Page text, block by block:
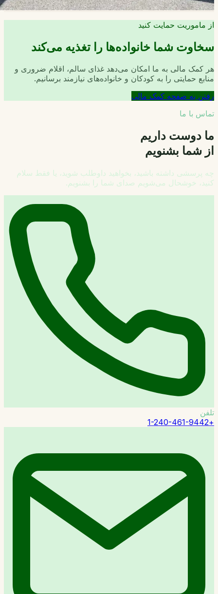
از ماموریت حمایت کنید
سخاوت شما خانواده‌ها را تغذیه می‌کند
هر کمک مالی به ما امکان می‌دهد غذای سالم، اقلام ضروری و
منابع حمایتی را به کودکان و خانواده‌های نیازمند برسانیم.
رفتن به صفحه کمک مالی
تماس با ما
ما دوست داریم
از شما بشنویم
چه پرسشی داشته باشید، بخواهید داوطلب شوید، یا فقط سلام
کنید، خوشحال می‌شویم صدای شما را بشنویم.
تلفن
+1-240-461-9442